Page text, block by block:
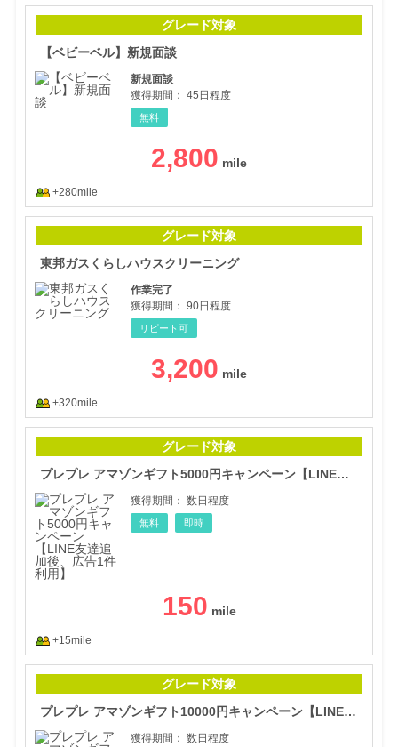
グレード対象
【ベビーベル】新規面談
新規面談
獲得期間： 45日程度
無料
2,800
+280mile
グレード対象
東邦ガスくらしハウスクリーニング
作業完了
獲得期間： 90日程度
リピート可
3,200
+320mile
グレード対象
プレプレ アマゾンギフト5000円キャンペーン【LINE友達追加後、広告1件利用】
獲得期間： 数日程度
無料 即時
150
+15mile
グレード対象
プレプレ アマゾンギフト10000円キャンペーン【LINE友達追加後、広告1件利用】
獲得期間： 数日程度